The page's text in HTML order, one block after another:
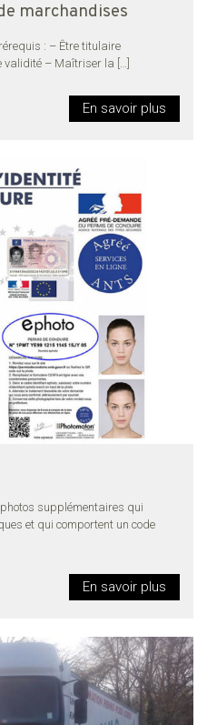
marchandises
: – Être titulaire
validité – Maîtriser la […]
En savoir plus
supplémentaires qui
et qui comportent un code
En savoir plus